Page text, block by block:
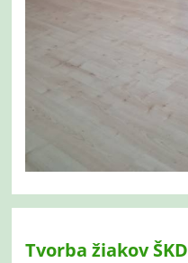
Tvorba žiakov ŠKD